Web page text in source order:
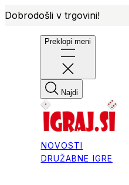
Dobrodošli v trgovini!
Preklopi meni
Najdi
NOVOSTI
DRUŽABNE IGRE